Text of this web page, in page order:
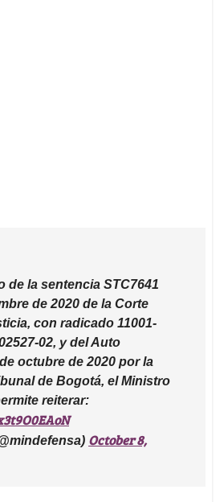
de la sentencia STC7641
de 2020 de la Corte
con radicado 11001-
02, y del Auto
octubre de 2020 por la
de Bogotá, el Ministro
reiterar:
October 8,